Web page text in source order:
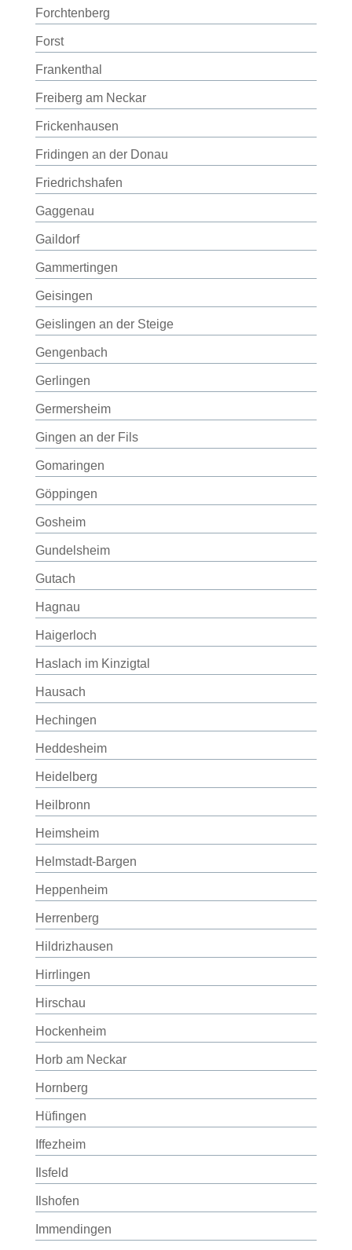
Forchtenberg
Forst
Frankenthal
Freiberg am Neckar
Frickenhausen
Fridingen an der Donau
Friedrichshafen
Gaggenau
Gaildorf
Gammertingen
Geisingen
Geislingen an der Steige
Gengenbach
Gerlingen
Germersheim
Gingen an der Fils
Gomaringen
Göppingen
Gosheim
Gundelsheim
Gutach
Hagnau
Haigerloch
Haslach im Kinzigtal
Hausach
Hechingen
Heddesheim
Heidelberg
Heilbronn
Heimsheim
Helmstadt-Bargen
Heppenheim
Herrenberg
Hildrizhausen
Hirrlingen
Hirschau
Hockenheim
Horb am Neckar
Hornberg
Hüfingen
Iffezheim
Ilsfeld
Ilshofen
Immendingen